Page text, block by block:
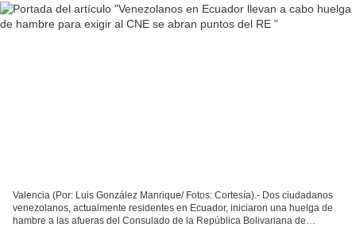
Valencia (Por: Luis González Manrique/ Fotos: Cortesía).- Dos ciudadanos
venezolanos, actualmente residentes en Ecuador, iniciaron una huelga de
hambre a las afueras del Consulado de la República Bolivariana de